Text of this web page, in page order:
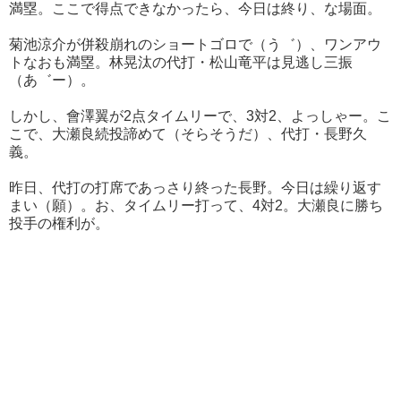
満塁。ここで得点できなかったら、今日は終り、な場面。
菊池涼介が併殺崩れのショートゴロで（う゛）、ワンアウ
トなおも満塁。林晃汰の代打・松山竜平は見逃し三振
（あ゛ー）。
しかし、會澤翼が2点タイムリーで、3対2、よっしゃー。こ
こで、大瀬良続投諦めて（そらそうだ）、代打・長野久
義。
昨日、代打の打席であっさり終った長野。今日は繰り返す
まい（願）。お、タイムリー打って、4対2。大瀬良に勝ち
投手の権利が。